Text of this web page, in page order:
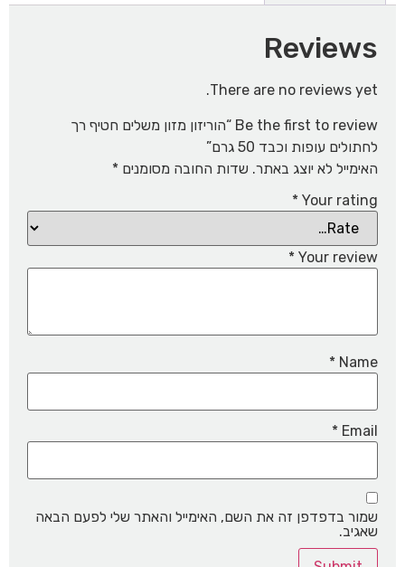
Reviews
There are no reviews yet.
Be the first to review “הוריזון מזון משלים חטיף רך
לחתולים עופות וכבד 50 גרם”
האימייל לא יוצג באתר. שדות החובה מסומנים *
Your rating
*
Your review
*
Name
*
Email
*
שמור בדפדפן זה את השם, האימייל והאתר שלי לפעם הבאה
שאגיב.